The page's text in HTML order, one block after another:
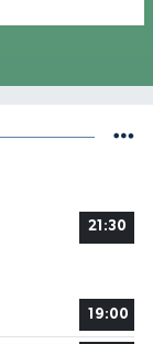
21:30
19:00